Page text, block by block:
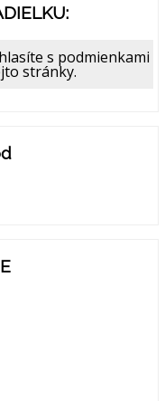
s podmienkami
stránky.